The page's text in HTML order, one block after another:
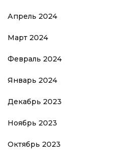
Апрель 2024
Март 2024
Февраль 2024
Январь 2024
Декабрь 2023
Ноябрь 2023
Октябрь 2023